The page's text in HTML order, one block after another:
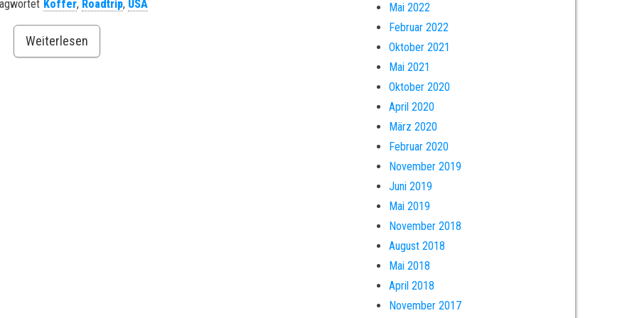
Koffer, Roadtrip, USA
Weiterlesen
Mai 2022
Februar 2022
Oktober 2021
Mai 2021
Oktober 2020
April 2020
März 2020
Februar 2020
November 2019
Juni 2019
Mai 2019
November 2018
August 2018
Mai 2018
April 2018
November 2017